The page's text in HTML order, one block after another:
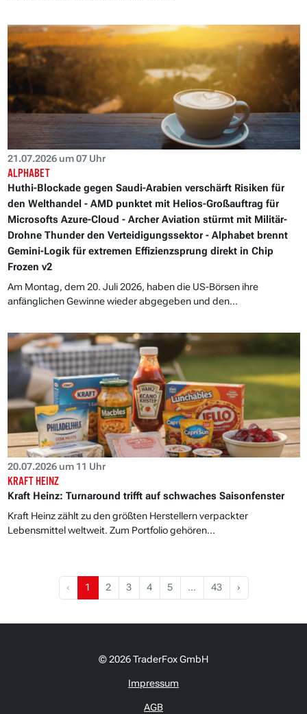
21.07.2026 um 07 Uhr
ALPHABET
Huthi-Blockade gegen Saudi-Arabien verschärft Risiken für
den Welthandel - AMD punktet mit Helios-Großauftrag für
Microsofts Azure-Cloud - Archer Aviation stürmt mit Militär-
Drohne Thunder den Verteidigungssektor - Alphabet brennt
Gemini-Logik für extremen Effizienzsprung direkt in Chip
Frozen v2
Am Montag, dem 20. Juli 2026, haben die US-Börsen ihre
anfänglichen Gewinne wieder abgegeben und den...
20.07.2026 um 11 Uhr
KRAFT HEINZ
Kraft Heinz: Turnaround trifft auf schwaches Saisonfenster
Kraft Heinz zählt zu den größten Herstellern verpackter
Lebensmittel weltweit. Zum Portfolio gehören...
‹ 1 2 3 4 5 … 43 ›
© 2026 TraderFox GmbH
Impressum
AGB